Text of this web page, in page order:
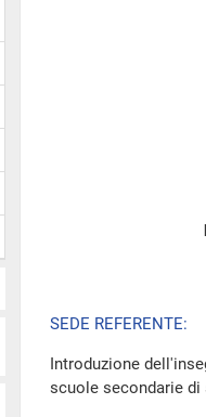
SEDE REFERENTE:
Introduzione
scuole secondarie di